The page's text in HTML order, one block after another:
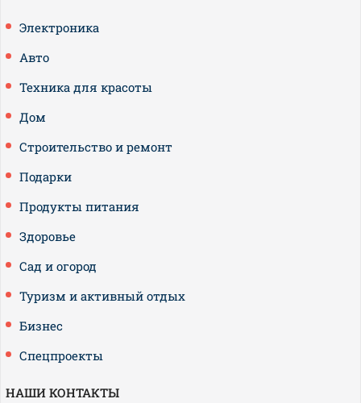
Электроника
Авто
Техника для красоты
Дом
Строительство и ремонт
Подарки
Продукты питания
Здоровье
Сад и огород
Туризм и активный отдых
Бизнес
Спецпроекты
НАШИ КОНТАКТЫ